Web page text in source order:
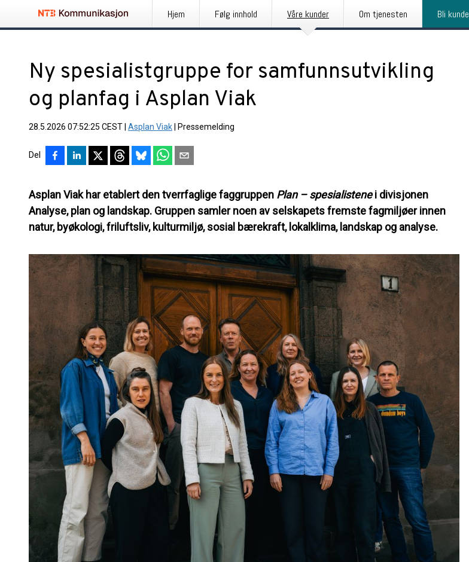
Hjem Følg innhold Våre kunder Om tjenesten Bli kunde
Ny spesialistgruppe for samfunnsutvikling
og planfag i Asplan Viak
28.5.2026 07:52:25 CEST Asplan Viak Pressemelding
Del
Asplan Viak har etablert den tverrfaglige faggruppen Plan – spesialistenei divisjonen
Analyse, plan og landskap. Gruppen samler noen av selskapets fremste fagmiljøer innen
natur, byøkologi, friluftsliv, kulturmiljø, sosial bærekraft, lokalklima, landskap og analyse.